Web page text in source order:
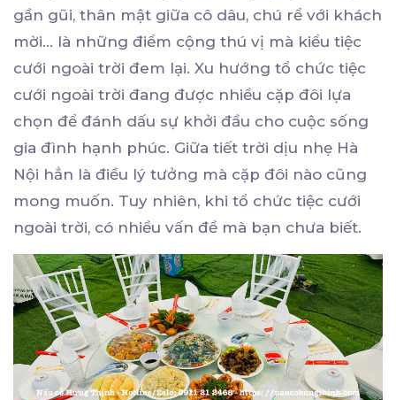
gần gũi, thân mật giữa cô dâu, chú rể với khách
mời… là những điểm cộng thú vị mà kiểu tiệc
cưới ngoài trời đem lại. Xu hướng tổ chức tiệc
cưới ngoài trời đang được nhiều cặp đôi lựa
chọn để đánh dấu sự khởi đầu cho cuộc sống
gia đình hạnh phúc. Giữa tiết trời dịu nhẹ Hà
Nội hẳn là điều lý tưởng mà cặp đôi nào cũng
mong muốn. Tuy nhiên, khi tổ chức tiệc cưới
ngoài trời, có nhiều vấn đề mà bạn chưa biết.